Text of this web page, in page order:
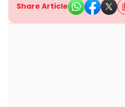
Share Article